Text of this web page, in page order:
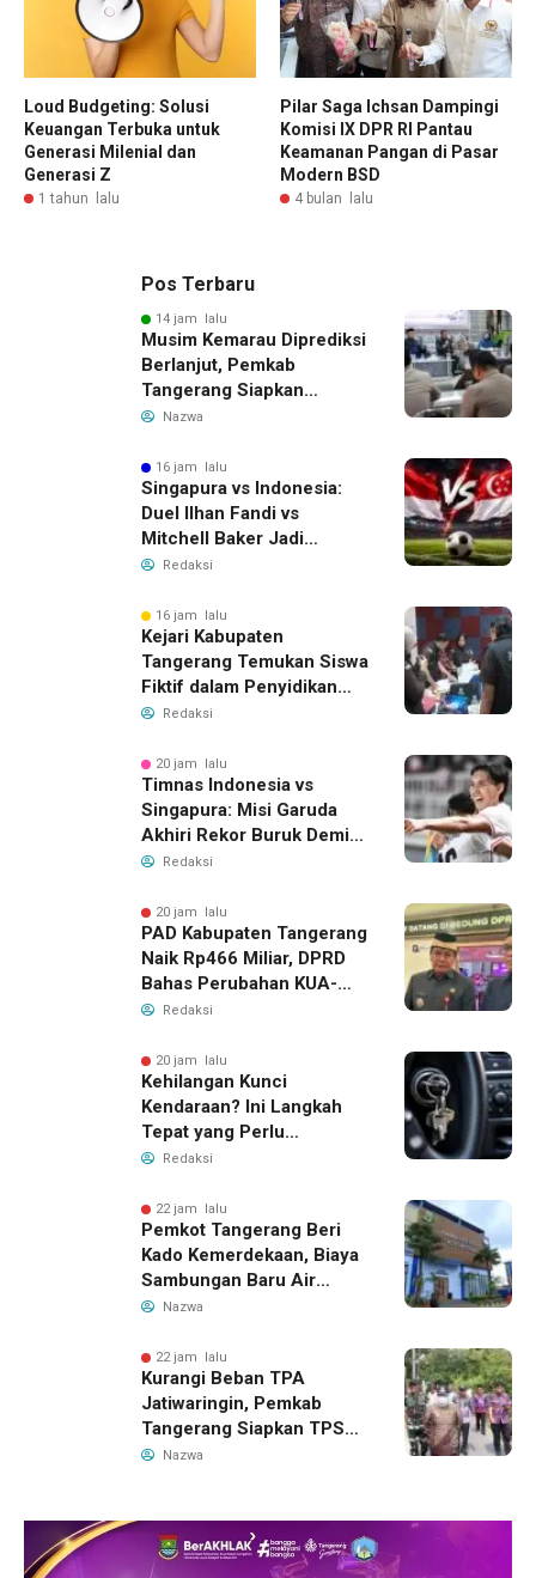
Loud Budgeting: Solusi
Keuangan Terbuka untuk
Generasi Milenial dan
Generasi Z
1 tahun lalu
Pilar Saga Ichsan Dampingi
Komisi IX DPR RI Pantau
Keamanan Pangan di Pasar
Modern BSD
4 bulan lalu
Pos Terbaru
14 jam lalu
Musim Kemarau Diprediksi
Berlanjut, Pemkab
Tangerang Siapkan
Langkah Antisipasi Krisis
Nazwa
16 jam lalu
Singapura vs Indonesia:
Duel Ilhan Fandi vs
Mitchell Baker Jadi
Sorotan di Piala AFF 2026
Redaksi
16 jam lalu
Kejari Kabupaten
Tangerang Temukan Siswa
Fiktif dalam Penyidikan
Dana BOP PKBM
Redaksi
20 jam lalu
Timnas Indonesia vs
Singapura: Misi Garuda
Akhiri Rekor Buruk Demi
Tiket Semifinal Piala AFF
Redaksi
20 jam lalu
PAD Kabupaten Tangerang
Naik Rp466 Miliar, DPRD
Bahas Perubahan KUA-
PPAS 2026
Redaksi
20 jam lalu
Kehilangan Kunci
Kendaraan? Ini Langkah
Tepat yang Perlu
Dilakukan
Redaksi
22 jam lalu
Pemkot Tangerang Beri
Kado Kemerdekaan, Biaya
Sambungan Baru Air
Bersih Dipangkas Jadi
Nazwa
22 jam lalu
Kurangi Beban TPA
Jatiwaringin, Pemkab
Tangerang Siapkan TPS3R
Baru di Tigaraksa
Nazwa